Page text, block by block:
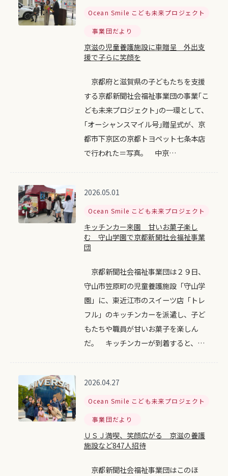
Ocean Smile こども未来プロジェクト
事業団だより
京滋の児童養護施設に車贈呈 外出支
援で子らに笑顔を
京都府と滋賀県の子どもたちを支援
する京都新聞社会福祉事業団の事業｢こ
ども未来プロジェクト｣の一環として、
｢オーシャンスマイル号｣贈呈式が、京
都市下京区の京都トヨペット七条本店
で行われた＝写真。 中京…
2026.05.01
Ocean Smile こども未来プロジェクト
キッチンカー来園 甘いお菓子楽し
む 守山学園で京都新聞社会福祉事業
団
京都新聞社会福祉事業団は２９日、
守山市笠原町の児童養護施設「守山学
園」に、東近江市のスイーツ店「トレ
フル」のキッチンカーを派遣し、子ど
もたちや職員が甘いお菓子を楽しん
だ。 キッチンカーが到着すると、…
2026.04.27
Ocean Smile こども未来プロジェクト
事業団だより
ＵＳＪ満喫、笑顔広がる 京滋の養護
施設など847人招待
京都新聞社会福祉事業団はこのほ